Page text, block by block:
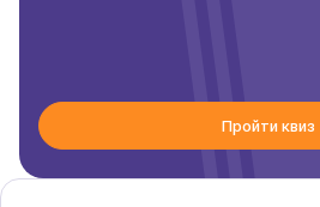
Пройти квиз